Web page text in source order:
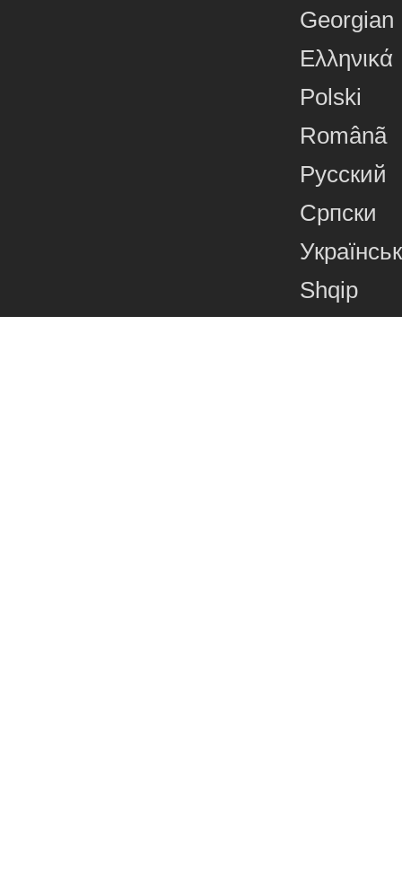
Georgian
Ελληνικά
Polski
Românã
Русский
Српски
Shqip